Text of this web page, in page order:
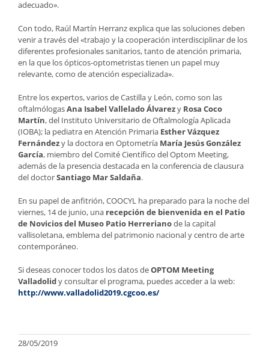
adecuado».
Con todo, Raúl Martín Herranz explica que las soluciones deben
venir a través del «trabajo y la cooperación interdisciplinar de los
diferentes profesionales sanitarios, tanto de atención primaria,
en la que los ópticos-optometristas tienen un papel muy
relevante, como de atención especializada».
Entre los expertos, varios de Castilla y León, como son las
oftalmólogasAna Isabel Vallelado Álvarezy Rosa Coco
Martín, del Instituto Universitario de Oftalmología Aplicada
(IOBA); la pediatra en Atención Primaria Esther Vázquez
Fernándezy la doctora en Optometría María Jesús González
García, miembro del Comité Científico del Optom Meeting,
además de la presencia destacada en la conferencia de clausura
del doctorSantiago Mar Saldaña.
En su papel de anfitrión, COOCYL ha preparado para la noche del
viernes, 14 de junio, una recepción de bienvenida en el Patio
de Novicios del Museo Patio Herrerianode la capital
vallisoletana, emblema del patrimonio nacional y centro de arte
contemporáneo.
Si deseas conocer todos los datos deOPTOM Meeting
Valladolidy consultar el programa, puedes acceder a la web:
http://www.valladolid2019.cgcoo.es/
28/05/2019